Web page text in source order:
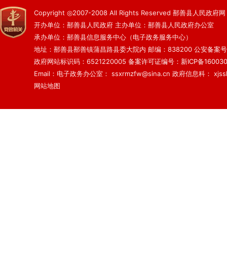
Copyright ◎2007-2008 All Rights Reserved 鄯善县人民政府网
开办单位：鄯善县人民政府 主办单位：鄯善县人民政府办公室
承办单位：鄯善县信息服务中心（电子政务服务中心）
地址：鄯善县鄯善镇蒲昌路县委大院内 邮编：838200 公安备案
政府网站标识码：6521220005 备案许可证编号：新ICP备
Email：电子政务办公室： ssxrmzfw@sina.cn 政府信息科：
网站地图